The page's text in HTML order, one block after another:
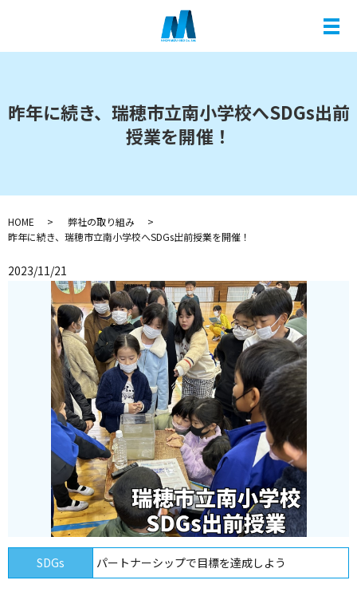
メ
昨年に続き、瑞穂市立南小学校へSDGs出前
授業を開催！
HOME
弊社の取り組み
昨年に続き、瑞穂市立南小学校へSDGs出前授業を開催！
2023/11/21
SDGs パートナーシップで目標を達成しよう